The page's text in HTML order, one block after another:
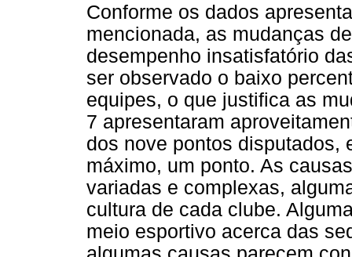
Conforme os dados
mencionada, as mudanças
desempenho insatisfatório
ser observado o baixo
equipes, o que justifica as
7 apresentaram
dos nove pontos disputados,
máximo, um ponto. As
variadas e complexas,
cultura de cada clube.
meio esportivo acerca das